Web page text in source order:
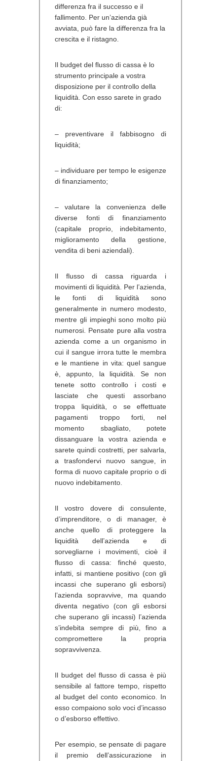
differenza fra il successo e il
fallimento. Per un’azienda già
avviata, può fare la differenza fra la
crescita e il ristagno.
Il budget del flusso di cassa è lo
strumento principale a vostra
disposizione per il controllo della
liquidità. Con esso sarete in grado
di:
– preventivare il fabbisogno di
liquidità;
– individuare per tempo le esigenze
di finanziamento;
– valutare la convenienza delle
diverse fonti di finanziamento
(capitale proprio, indebitamento,
miglioramento della gestione,
vendita di beni aziendali).
Il flusso di cassa riguarda i
movimenti di liquidità. Per l’azienda,
le fonti di liquidità sono
generalmente in numero modesto,
mentre gli impieghi sono molto più
numerosi. Pensate pure alla vostra
azienda come a un organismo in
cui il sangue irrora tutte le membra
e le mantiene in vita: quel sangue
è, appunto, la liquidità. Se non
tenete sotto controllo i costi e
lasciate che questi assorbano
troppa liquidità, o se effettuate
pagamenti troppo forti, nel
momento sbagliato, potete
dissanguare la vostra azienda e
sarete quindi costretti, per salvarla,
a trasfondervi nuovo sangue, in
forma di nuovo capitale proprio o di
nuovo indebitamento.
Il vostro dovere di consulente,
d’imprenditore, o di manager, è
anche quello di proteggere la
liquidità dell’azienda e di
sorvegliarne i movimenti, cioè il
flusso di cassa: finché questo,
infatti, si mantiene positivo (con gli
incassi che superano gli esborsi)
l’azienda sopravvive, ma quando
diventa negativo (con gli esborsi
che superano gli incassi) l’azienda
s’indebita sempre di più, fino a
compromettere la propria
sopravvivenza.
Il budget del flusso di cassa è più
sensibile al fattore tempo, rispetto
al budget del conto economico. In
esso compaiono solo voci d’incasso
o d’esborso effettivo.
Per esempio, se pensate di pagare
il premio dell’assicurazione in